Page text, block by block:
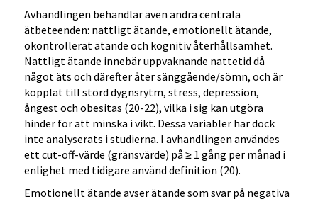
Avhandlingen behandlar även andra centrala
ätbeteenden: nattligt ätande, emotionellt ätande,
okontrollerat ätande och kognitiv återhållsamhet.
Nattligt ätande innebär uppvaknande nattetid då
något äts och därefter åter sänggående/sömn, och är
kopplat till störd dygnsrytm, stress, depression,
ångest och obesitas (20-22), vilka i sig kan utgöra
hinder för att minska i vikt. Dessa variabler har dock
inte analyserats i studierna. I avhandlingen användes
ett cut-off-värde (gränsvärde) på ≥ 1 gång per månad i
enlighet med tidigare använd definition (20).
Emotionellt ätande avser ätande som svar på negativa